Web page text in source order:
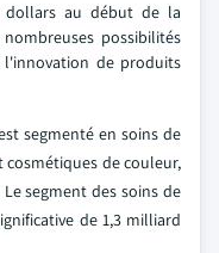
au début de la
possibilités
de produits
segmenté en soins de
cosmétiques de couleur,
segment des soins de
de 1,3 milliard